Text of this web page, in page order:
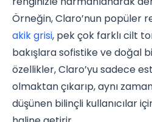
Örneğin, Claro’nun popüler
akik grisi, pek çok farklı cilt
bakışlara sofistike ve doğal
özellikler, Claro’yu sadece
olmaktan çıkarıp, aynı
düşünen bilinçli kullanıcılar